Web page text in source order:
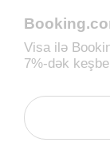
Visa ilə
7%-dək